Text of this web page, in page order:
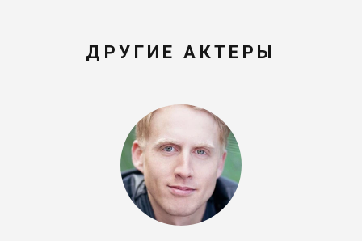
ДРУГИЕ АКТЕРЫ